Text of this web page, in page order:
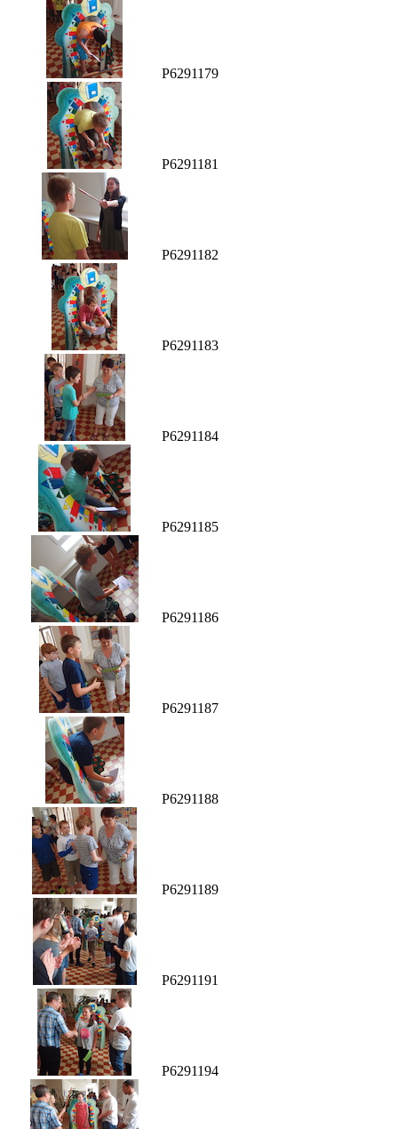
P6291179
P6291181
P6291182
P6291183
P6291184
P6291185
P6291186
P6291187
P6291188
P6291189
P6291191
P6291194